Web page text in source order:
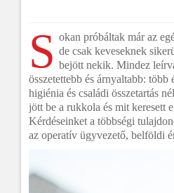
S okan próbáltak már az
de csak keveseknek
bejött nekik. Mindez
összetettebb és árnyaltabb:
higiénia és családi összetartás
jött be a rukkola és mit keresett
Kérdéseinket a többségi
az operatív ügyvezető, belföldi